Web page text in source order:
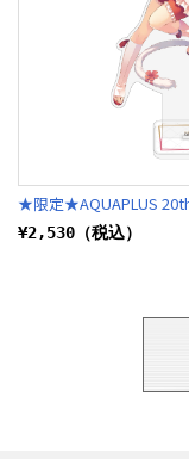
★限定★AQUAPLUS
¥2,530（税込）